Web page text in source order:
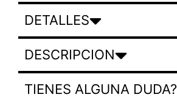
DETALLES
DESCRIPCION
TIENES ALGUNA DUDA?